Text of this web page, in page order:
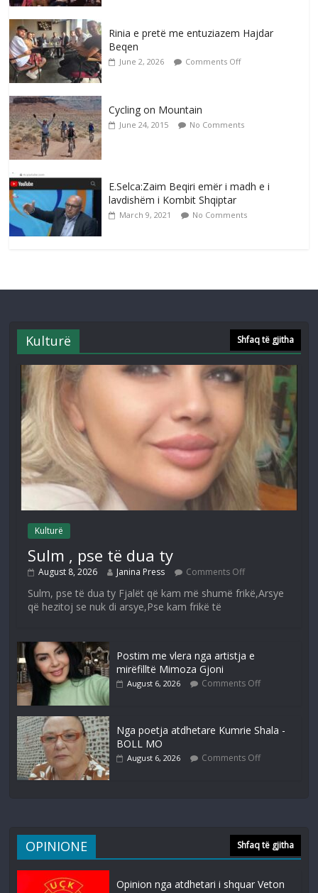
Rinia e pretë me entuziazem Hajdar
Beqen
June 2, 2026 Comments Off
Cycling on Mountain
June 24, 2015 No Comments
E.Selca:Zaim Beqiri emër i madh e i
lavdishëm i Kombit Shqiptar
March 9, 2021 No Comments
Kulturë Shfaq të gjitha
Kulturë
Sulm , pse të dua ty
August 8, 2026 Janina Press Comments Off
Sulm, pse të dua ty Fjalët që kam më shumë frikë,Arsye
që hezitoj se nuk di arsye,Pse kam frikë të
Postim me vlera nga artistja e
mirëfilltë Mimoza Gjoni
August 6, 2026 Comments Off
Nga poetja atdhetare Kumrie Shala -
BOLL MO
August 6, 2026 Comments Off
OPINIONE Shfaq të gjitha
Opinion nga atdhetari i shquar Veton